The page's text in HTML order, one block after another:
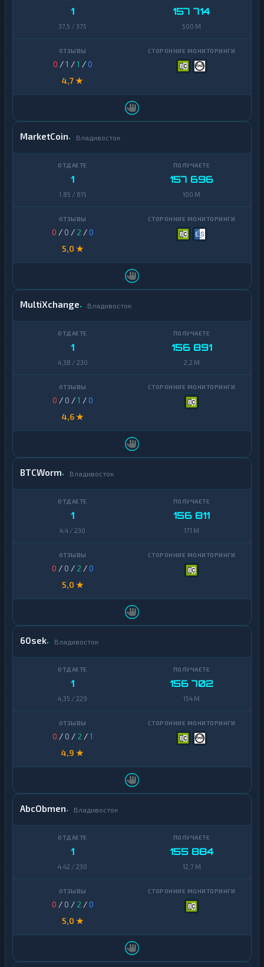
1
37,5 / 375
157 714
500 M
0 /1 /1 /0
4,7 ★
MarketCoin Владивосток
1
1,85 / 615
157 696
100 M
0 / 0 / 2 /0
5,0 ★
MultiXchange Владивосток
1
4,38 / 230
156 891
2,2 M
0 / 0 /1 /0
4,6 ★
BTCWorm Владивосток
1
4,4 / 230
156 811
171 M
0 / 0 / 2 /0
5,0 ★
60sek Владивосток
1
4,35 / 229
156 702
154 M
0 / 0 / 2 /1
4,9 ★
AbcObmen Владивосток
1
4,42 / 230
155 884
12,7 M
0 / 0 / 2 /0
5,0 ★